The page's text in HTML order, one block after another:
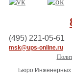
(495) 221-05-61
msk@ups-online.ru
Бюро Инженерных